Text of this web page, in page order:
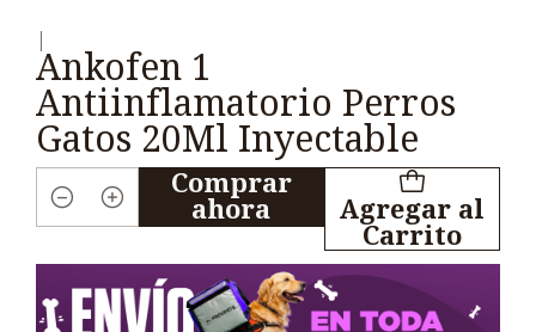
Ankofen 1
Antiinflamatorio Perros
Gatos 20Ml Inyectable
Cantidad
Agregar al
Carrito
Comprar
ahora